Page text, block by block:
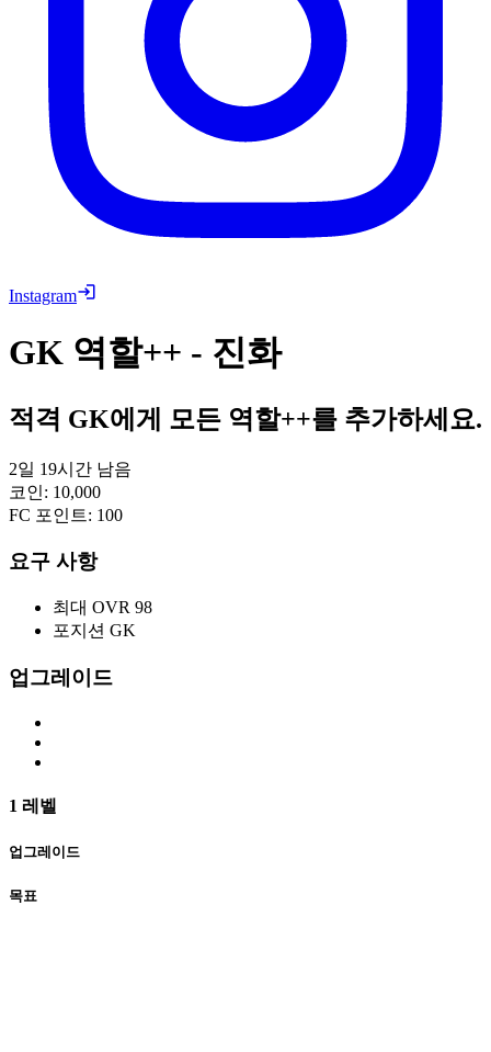
Instagram
GK 역할++ - 진화
적격 GK에게 모든 역할++를 추가하세요.
2일 19시간 남음
코인: 10,000
FC 포인트: 100
요구 사항
최대 OVR 98
포지션 GK
업그레이드
1 레벨
업그레이드
목표